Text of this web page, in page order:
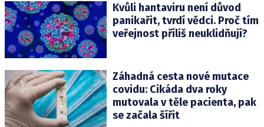
Kvůli hantaviru není důvod
panikařit, tvrdí vědci. Proč tím
veřejnost příliš neuklidňují?
Záhadná cesta nové mutace
covidu: Cikáda dva roky
mutovala v těle pacienta, pak
se začala šířit